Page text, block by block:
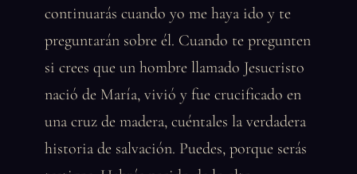
continuarás cuando yo me haya ido y te
preguntarán sobre él. Cuando te pregunten
si crees que un hombre llamado Jesucristo
nació de María, vivió y fue crucificado en
una cruz de madera, cuéntales la verdadera
historia de salvación. Puedes, porque serás